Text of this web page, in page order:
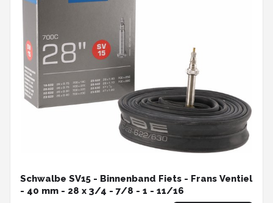
Schwalbe SV15 - Binnenband Fiets - Frans Ventiel
- 40 mm - 28 x 3/4 - 7/8 - 1 - 11/16